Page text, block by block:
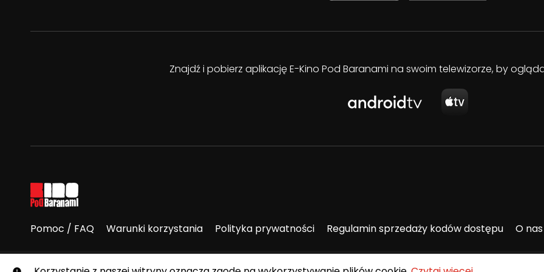
Znajdź i pobierz aplikację E-Kino Pod Baranami na swoim telewizorze, by
Pomoc / FAQ Warunki korzystania Polityka prywatności Regulamin sprzedaży kodów dostępu O nas